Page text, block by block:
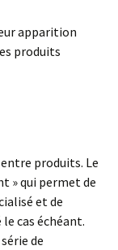
apparition
produits
produits. Le
» qui permet de
et de
cas échéant.
de